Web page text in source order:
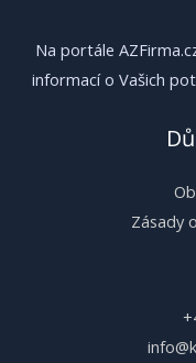
Na portále
informací o Vašich
Zásady